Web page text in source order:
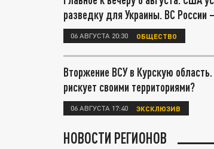
разведку для Украины. ВС России
06 АВГУСТА 20:30 ОБЩЕСТВО
Вторжение ВСУ в Курскую область.
рискует своими территориями?
06 АВГУСТА 17:40 ЭКСКЛЮЗИВ
НОВОСТИ РЕГИОНОВ